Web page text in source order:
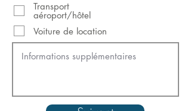
Transport
aéroport/hôtel
Voiture de location